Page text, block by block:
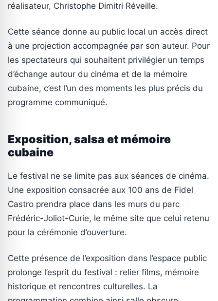
réalisateur, Christophe Dimitri Réveille.
Cette séance donne au public local un accès direct
à une projection accompagnée par son auteur. Pour
les spectateurs qui souhaitent privilégier un temps
d’échange autour du cinéma et de la mémoire
cubaine, c’est l’un des moments les plus précis du
programme communiqué.
Exposition, salsa et mémoire
cubaine
Le festival ne se limite pas aux séances de cinéma.
Une exposition consacrée aux 100 ans de Fidel
Castro prendra place dans les murs du parc
Frédéric-Joliot-Curie, le même site que celui retenu
pour la cérémonie d’ouverture.
Cette présence de l’exposition dans l’espace public
prolonge l’esprit du festival : relier films, mémoire
historique et rencontres culturelles. La